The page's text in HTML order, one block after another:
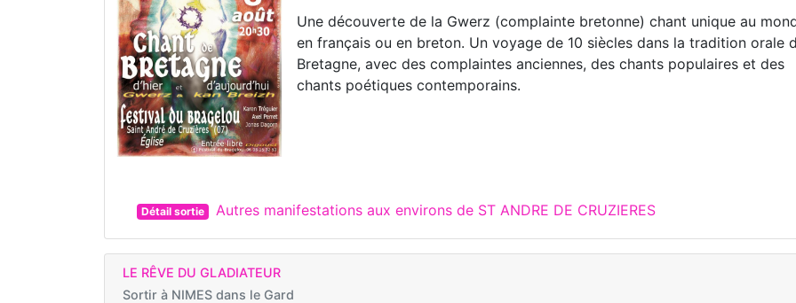
Une découverte de la Gwerz (complainte bretonne) chant unique au
en français ou en breton. Un voyage de 10 siècles dans la tradition orale
Bretagne, avec des complaintes anciennes, des chants populaires et des
chants poétiques contemporains.
Détail sortie Autres manifestations aux environs de ST ANDRE DE CRUZIERES
LE RÊVE DU GLADIATEUR
Sortir à NIMES dans le Gard